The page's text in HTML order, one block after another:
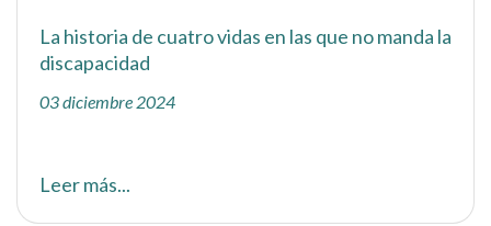
La historia de cuatro vidas en las que no manda la
discapacidad
03 diciembre 2024
Leer más...